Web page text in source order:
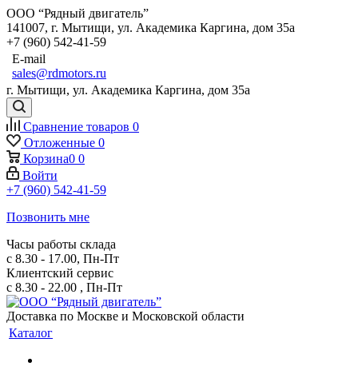
ООО “Рядный двигатель”
141007, г. Мытищи, ул. Академика Каргина, дом 35а
+7 (960) 542-41-59
E-mail
sales@rdmotors.ru
г. Мытищи, ул. Академика Каргина, дом 35а
Сравнение товаров 0
Отложенные 0
Корзина0 0
Войти
+7 (960) 542-41-59
Позвонить мне
Часы работы склада
с 8.30 - 17.00, Пн-Пт
Клиентский сервис
с 8.30 - 22.00 , Пн-Пт
Доставка по Москве и Московской области
Каталог